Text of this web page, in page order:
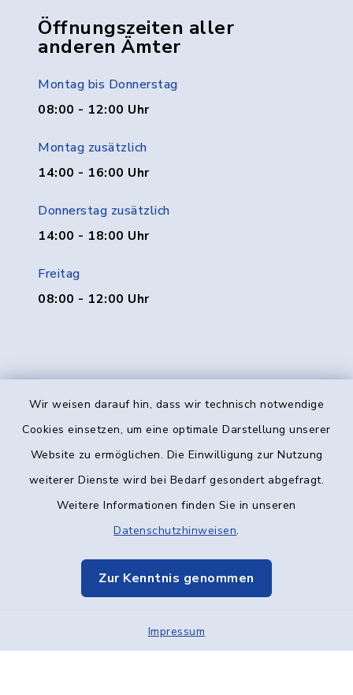
Wir weisen darauf hin, dass wir technisch notwendige
Cookies einsetzen, um eine optimale Darstellung unserer
Website zu ermöglichen. Die Einwilligung zur Nutzung
weiterer Dienste wird bei Bedarf gesondert abgefragt.
Weitere Informationen finden Sie in unseren
Datenschutzhinweisen.
Zur Kenntnis genommen
Impressum
Öffnungszeiten aller
anderen Ämter
Montag bis Donnerstag
08:00 - 12:00 Uhr
Montag zusätzlich
14:00 - 16:00 Uhr
Donnerstag zusätzlich
14:00 - 18:00 Uhr
Freitag
08:00 - 12:00 Uhr
Kontakt
Datenschutz
Elektronische Kommunikation
Sitemap